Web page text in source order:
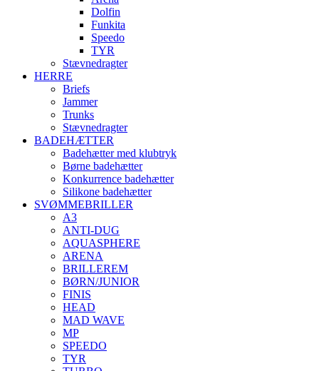
Dolfin
Funkita
Speedo
TYR
Stævnedragter
HERRE
Briefs
Jammer
Trunks
Stævnedragter
BADEHÆTTER
Badehætter med klubtryk
Børne badehætter
Konkurrence badehætter
Silikone badehætter
SVØMMEBRILLER
A3
ANTI-DUG
AQUASPHERE
ARENA
BRILLEREM
BØRN/JUNIOR
FINIS
HEAD
MAD WAVE
MP
SPEEDO
TYR